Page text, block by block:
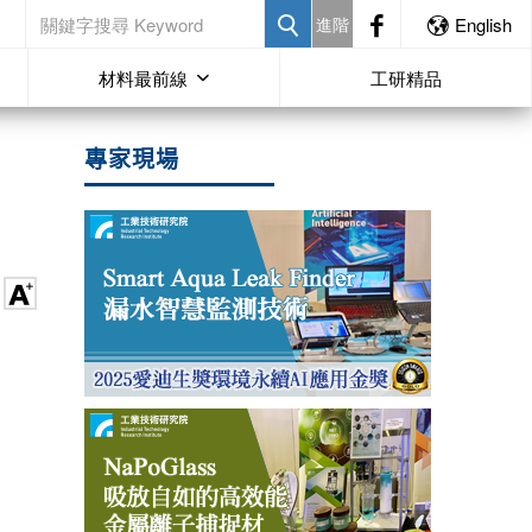
進階 English
材料最前線 工研精品
專家現場